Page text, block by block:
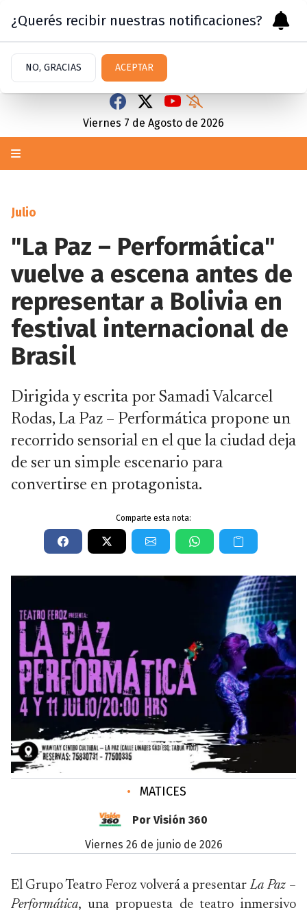
Viernes 7 de Agosto de 2026
Julio
"La Paz – Performática"
vuelve a escena antes de
representar a Bolivia en
festival internacional de
Brasil
Dirigida y escrita por Samadi Valcarcel
Rodas, La Paz – Performática propone un
recorrido sensorial en el que la ciudad deja
de ser un simple escenario para
convertirse en protagonista.
Comparte esta nota:
• MATICES
Por Visión 360
viernes 26 de junio de 2026
El Grupo Teatro Feroz volverá a presentarLa Paz –
Performática, una propuesta de teatro inmersivo
¿Querés recibir nuestras notificaciones?
NO, GRACIAS ACEPTAR